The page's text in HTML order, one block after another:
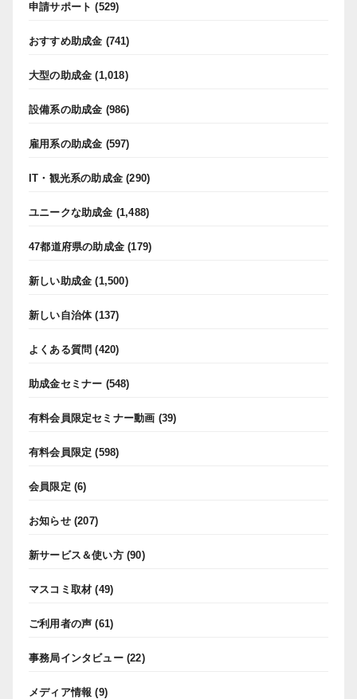
申請サポート (529)
おすすめ助成金 (741)
大型の助成金 (1,018)
設備系の助成金 (986)
雇用系の助成金 (597)
IT・観光系の助成金 (290)
ユニークな助成金 (1,488)
47都道府県の助成金 (179)
新しい助成金 (1,500)
新しい自治体(137)
よくある質問 (420)
助成金セミナー (548)
有料会員限定セミナー動画 (39)
有料会員限定 (598)
会員限定 (6)
お知らせ(207)
新サービス＆使い方(90)
マスコミ取材 (49)
ご利用者の声 (61)
事務局インタビュー(22)
メディア情報 (9)